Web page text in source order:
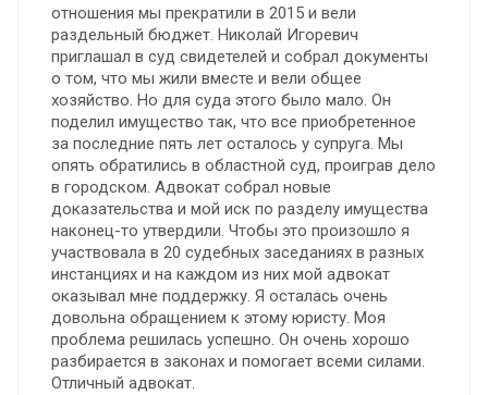
отношения мы прекратили в 2015 и вели
раздельный бюджет. Николай Игоревич
приглашал в суд свидетелей и собрал документы
о том, что мы жили вместе и вели общее
хозяйство. Но для суда этого было мало. Он
поделил имущество так, что все приобретенное
за последние пять лет осталось у супруга. Мы
опять обратились в областной суд, проиграв дело
в городском. Адвокат собрал новые
доказательства и мой иск по разделу имущества
наконец-то утвердили. Чтобы это произошло я
участвовала в 20 судебных заседаниях в разных
инстанциях и на каждом из них мой адвокат
оказывал мне поддержку. Я осталась очень
довольна обращением к этому юристу. Моя
проблема решилась успешно. Он очень хорошо
разбирается в законах и помогает всеми силами.
Отличный адвокат.